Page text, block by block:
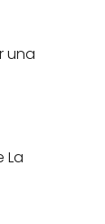
una
La